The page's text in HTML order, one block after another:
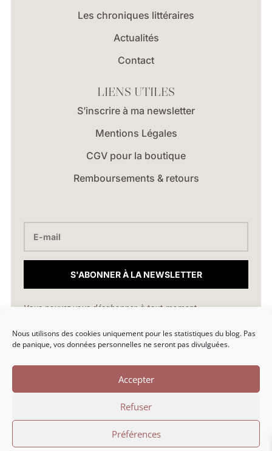
Nous utilisons des cookies uniquement pour les statistiques du blog. Pas
de panique, vos données personnelles ne seront pas divulguées.
Accepter
Refuser
Préférences
Les chroniques littéraires
Actualités
Contact
LIENS UTILES
S’inscrire à ma newsletter
Mentions Légales
CGV pour la boutique
Remboursements & retours
S'ABONNER À LA NEWSLETTER
Vous pouvez vous désabonner à tout moment.
hello@marionlibro.fr
Marion Libro © 2026 | Une création par Marion Libro |